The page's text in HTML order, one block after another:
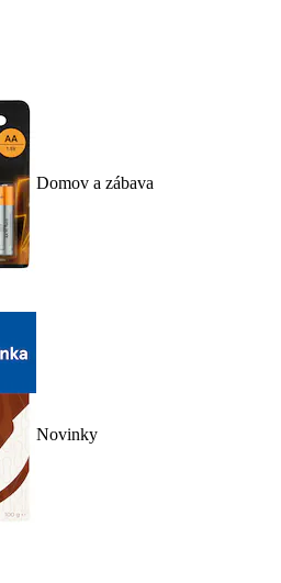
Domov a zábava
Novinky